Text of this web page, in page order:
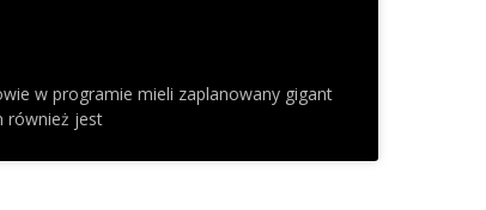
w programie mieli zaplanowany gigant
również jest